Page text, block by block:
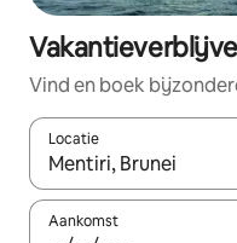
Vind en boek
Locatie
Wanneer er resultaten
Aankomst